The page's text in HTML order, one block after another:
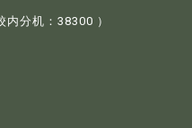
内分机：38300 ）